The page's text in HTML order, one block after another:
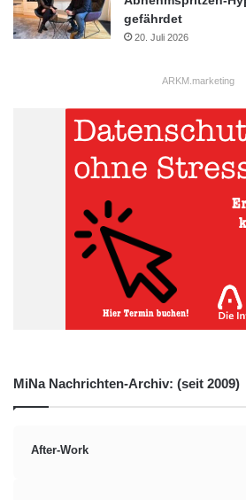
gefährdet
20. Juli 2026
ARKM.marketing
MiNa Nachrichten-Archiv: (seit 2009)
After-Work